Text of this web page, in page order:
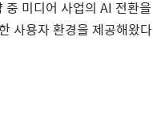
중 미디어 사업의 AI 전환을
사용자 환경을 제공해왔다